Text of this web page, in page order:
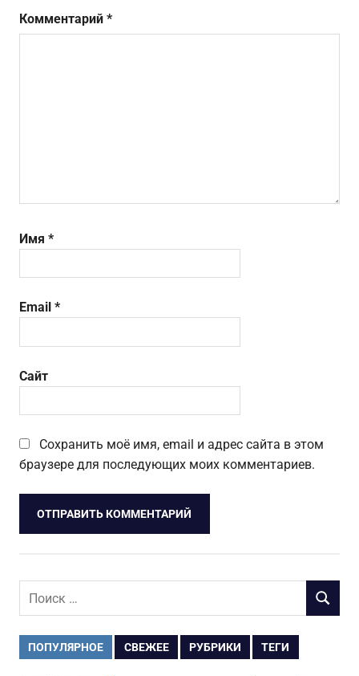
Комментарий *
Имя *
Email *
Сайт
Сохранить моё имя, email и адрес сайта в этом
браузере для последующих моих комментариев.
Поиск
ПОИСК
ПОПУЛЯРНОЕ СВЕЖЕЕ РУБРИКИ ТЕГИ